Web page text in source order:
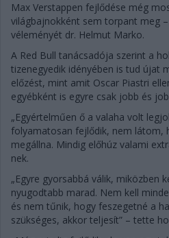
Max Verstappen fejlődése még
világbajnokként sem torpant meg
véleményét dr. Helmut Marko.
A Red Bull tanácsadója szerint a
tizenegyedik idényében is tud újat
előzést, mint amit Oscar Piastri
egyébként is egyre csak jobb és
„Egyértelműen ő a valaha volt
folyamatosan fejlődik, nem látom,
megállna. Mindig előhúz valami
nek.
„Egyre gyorsabbá válik, miközben
nyugodtabb marad. Nem kell
és nem tűnik, hogy feszegetné a
szükséges, akkor teljesít” – tette